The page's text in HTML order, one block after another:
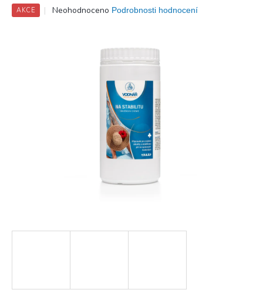
AKCE
Průměrné
Neohodnoceno Podrobnosti hodnocení